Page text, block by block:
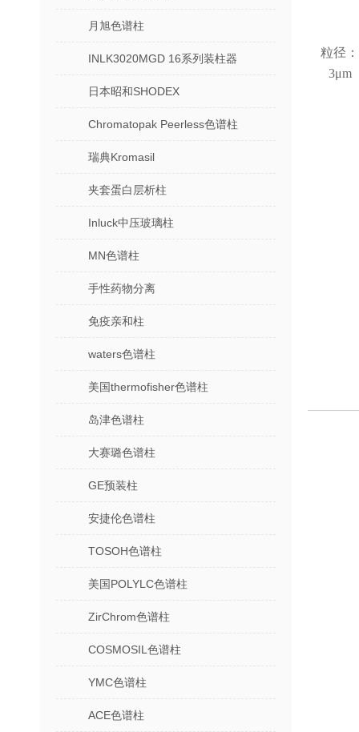
月旭色谱柱
INLK3020MGD 16系列装柱器
日本昭和SHODEX
Chromatopak Peerless色谱柱
瑞典Kromasil
夹套蛋白层析柱
Inluck中压玻璃柱
MN色谱柱
手性药物分离
免疫亲和柱
waters色谱柱
美国thermofisher色谱柱
岛津色谱柱
大赛璐色谱柱
GE预装柱
安捷伦色谱柱
TOSOH色谱柱
美国POLYLC色谱柱
ZirChrom色谱柱
COSMOSIL色谱柱
YMC色谱柱
ACE色谱柱
粒径：
3μm